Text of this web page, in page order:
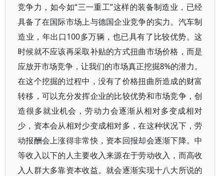
竞争力，如今如“三一重工”这样的装备制造业，已经
具备了在国际市场上与德国企业竞争的实力。汽车制
造业，年出口100多万辆，也已具有了比较优势。这
时候就不应该再采取补贴的方式扭曲市场价格，而是
应放开市场竞争，让我们的市场真正挖掘8%的潜力。
在这个挖掘的过程中，没有了价格扭曲所造成的财富
转移，可以充分发挥企业的比较优势和市场竞争，创
造很多就业机会，劳动力会逐渐从相对多变成相对
少，资本会从相对少变成相对多，在这种状况下，劳
动报酬会上涨得非常快，资本回报却会逐渐下降。中
等收入以下的人主要收入来源在于劳动收入，而高收
入人群大多靠资本收益。就会逐渐实现十八大所说的